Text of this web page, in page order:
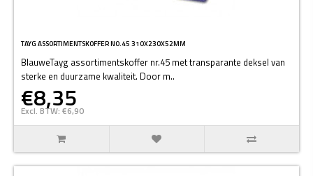
TAYG ASSORTIMENTSKOFFER N0.45 310X230X52MM
BlauweTayg assortimentskoffer nr.45 met transparante deksel van
sterke en duurzame kwaliteit. Door m..
€8,35
Excl. BTW: €6,90